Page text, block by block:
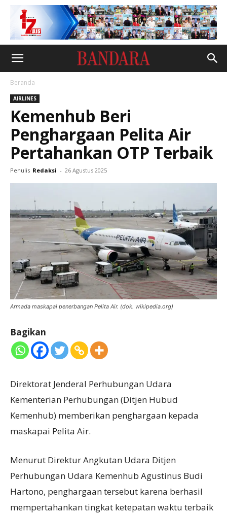
Beranda
AIRLINES
Kemenhub Beri
Penghargaan Pelita Air
Pertahankan OTP Terbaik
Penulis Redaksi - 26 Agustus 2025
Armada maskapai penerbangan Pelita Air. (dok. wikipedia.org)
Bagikan
Direktorat Jenderal Perhubungan Udara
Kementerian Perhubungan (Ditjen Hubud
Kemenhub) memberikan penghargaan kepada
maskapai Pelita Air.
Menurut Direktur Angkutan Udara Ditjen
Perhubungan Udara Kemenhub Agustinus Budi
Hartono, penghargaan tersebut karena berhasil
mempertahankan tingkat ketepatan waktu terbaik